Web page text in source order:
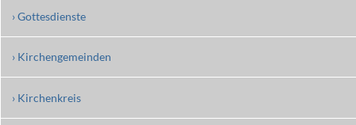
› Gottesdienste
› Kirchengemeinden
› Kirchenkreis